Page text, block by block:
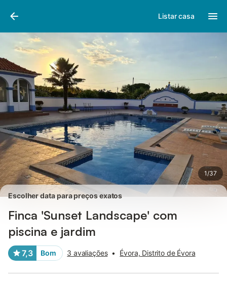
Listar casa
1/37
Fotos
Escolher data para preços exatos
Finca 'Sunset Landscape' com
piscina e jardim
7,3 Bom 3 avaliações • Évora, Distrito de Évora